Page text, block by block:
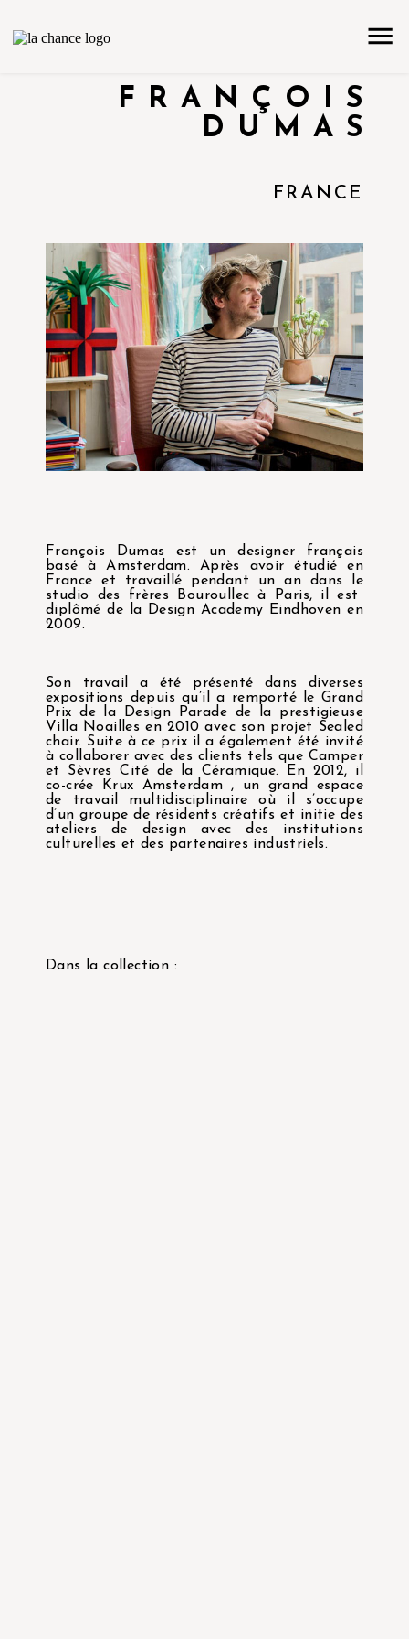
FRANÇOIS
DUMAS
FRANCE
François Dumas est un designer français
basé à Amsterdam. Après avoir étudié en
France et travaillé pendant un an dans le
studio des frères Bouroullec à Paris, il est
diplômé de la Design Academy Eindhoven en
2009.
Son travail a été présenté dans diverses
expositions depuis qu’il a remporté le Grand
Prix de la Design Parade de la prestigieuse
Villa Noailles en 2010 avec son projet Sealed
chair. Suite à ce prix il a également été invité
à collaborer avec des clients tels que Camper
et Sèvres Cité de la Céramique. En 2012, il
co-crée Krux Amsterdam , un grand espace
de travail multidisciplinaire où il s’occupe
d’un groupe de résidents créatifs et initie des
ateliers de design avec des institutions
culturelles et des partenaires industriels.
Dans la collection :